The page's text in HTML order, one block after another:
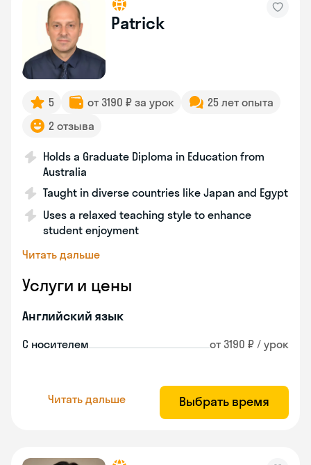
Patrick
5 от 3190 ₽ за урок
25 лет опыта
2 отзыва
Holds a Graduate Diploma in Education from
Australia
Taught in diverse countries like Japan and Egypt
Uses a relaxed teaching style to enhance
student enjoyment
Читать дальше
Услуги и цены
Английский язык
С носителем от 3190 ₽ / урок
Читать дальше Выбрать время